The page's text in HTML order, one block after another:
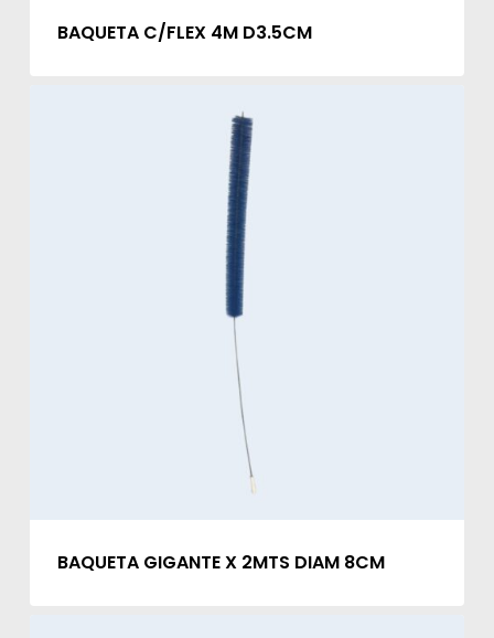
BAQUETA C/FLEX 4M D3.5CM
BAQUETA GIGANTE X 2MTS DIAM 8CM